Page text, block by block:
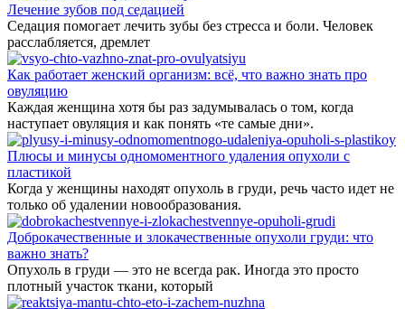
Лечение зубов под седацией
Седация помогает лечить зубы без стресса и боли. Человек
расслабляется, дремлет
Как работает женский организм: всё, что важно знать про
овуляцию
Каждая женщина хотя бы раз задумывалась о том, когда
наступает овуляция и как понять «те самые дни».
Плюсы и минусы одномоментного удаления опухоли с
пластикой
Когда у женщины находят опухоль в груди, речь часто идет не
только об удалении новообразования.
Доброкачественные и злокачественные опухоли груди: что
важно знать?
Опухоль в груди — это не всегда рак. Иногда это просто
плотный участок ткани, который